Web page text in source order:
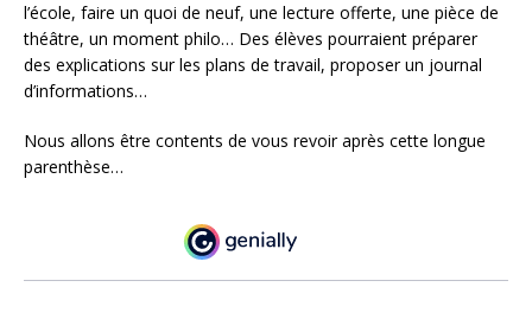
l’école, faire un quoi de neuf, une lecture offerte, une pièce de
théâtre, un moment philo… Des élèves pourraient préparer
des explications sur les plans de travail, proposer un journal
d’informations…
Nous allons être contents de vous revoir après cette longue
parenthèse…